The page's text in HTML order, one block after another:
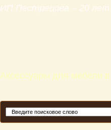
ИП Пестрецова – 20
Аксессуары для мебели